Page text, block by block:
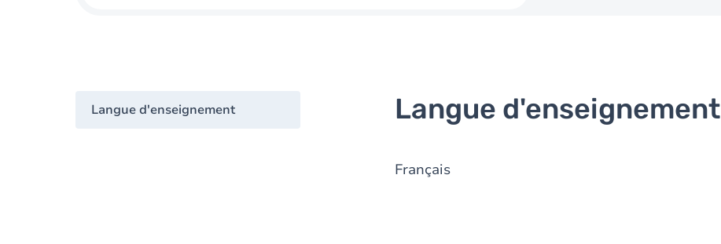
Langue d'enseignement Langue d'enseignement
Français